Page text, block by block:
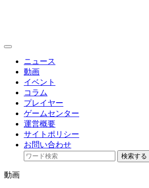
toggle
ニュース
動画
イベント
コラム
プレイヤー
ゲームセンター
運営概要
サイトポリシー
お問い合わせ
検索する
動画